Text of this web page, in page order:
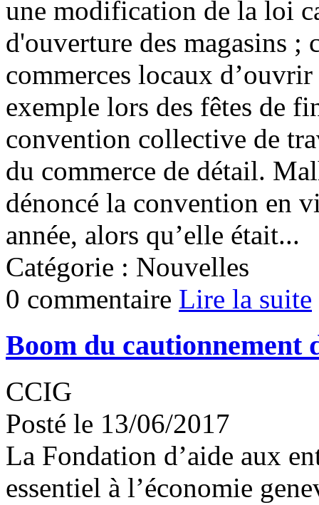
une modification de la loi
d'ouverture des magasins
commerces locaux
exemple lors des fêtes de
convention collective de
du commerce de détail.
dénoncé la convention en
année, alors qu’elle était...
Catégorie : Nouvelles
0 commentaire Lire la suite
Boom du cautionnement
CCIG
Posté le 13/06/2017
La Fondation d’aide aux
essentiel à l’économie